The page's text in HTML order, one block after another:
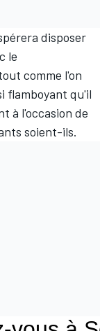
disposer
le
comme l'on
flamboyant qu'il
à l'occasion de
soient-ils.